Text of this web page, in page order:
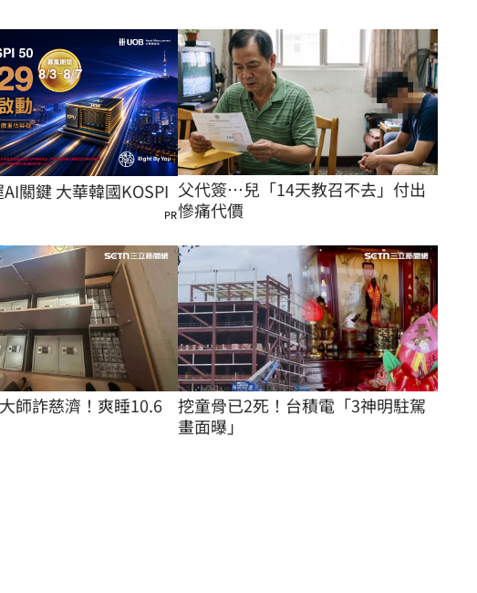
關鍵 大華韓國KOSPI
PR
父代簽…兒「14天教召不去」付出
慘痛代價
師詐慈濟！爽睡10.6
挖童骨已2死！台積電「3神明駐駕
畫面曝」